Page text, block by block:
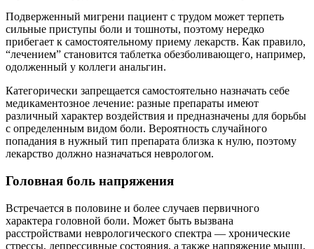
Подверженный мигрени пациент с трудом может терпеть
сильные приступы боли и тошноты, поэтому нередко
прибегает к самостоятельному приему лекарств. Как правило,
“лечением” становится таблетка обезболивающего, например,
одолженный у коллеги анальгин.
Категорически запрещается самостоятельно назначать себе
медикаментозное лечение: разные препараты имеют
различный характер воздействия и предназначены для борьбы
с определенным видом боли. Вероятность случайного
попадания в нужный тип препарата близка к нулю, поэтому
лекарство должно назначаться неврологом.
Головная боль напряжения
Встречается в половине и более случаев первичного
характера головной боли. Может быть вызвана
расстройствами неврологического спектра — хронические
стрессы, депрессивные состояния, а также напряжение мышц,